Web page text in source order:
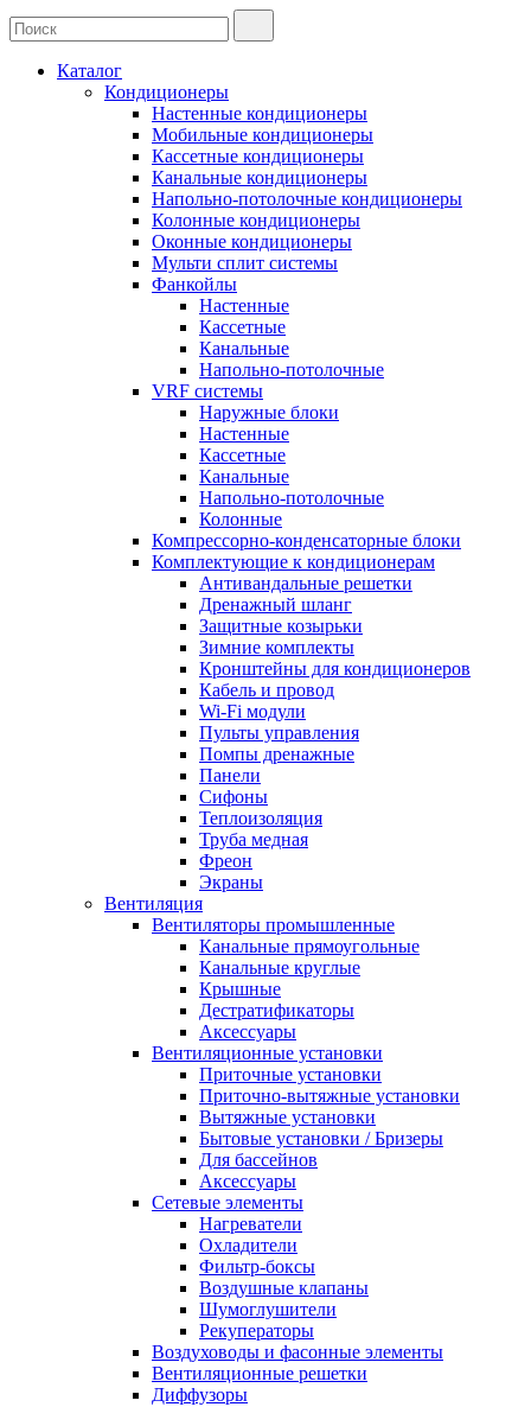
Каталог
Кондиционеры
Настенные кондиционеры
Мобильные кондиционеры
Кассетные кондиционеры
Канальные кондиционеры
Напольно-потолочные кондиционеры
Колонные кондиционеры
Оконные кондиционеры
Мульти сплит системы
Фанкойлы
Настенные
Кассетные
Канальные
Напольно-потолочные
VRF системы
Наружные блоки
Настенные
Кассетные
Канальные
Напольно-потолочные
Колонные
Компрессорно-конденсаторные блоки
Комплектующие к кондиционерам
Антивандальные решетки
Дренажный шланг
Защитные козырьки
Зимние комплекты
Кронштейны для кондиционеров
Кабель и провод
Wi-Fi модули
Пульты управления
Помпы дренажные
Панели
Сифоны
Теплоизоляция
Труба медная
Фреон
Экраны
Вентиляция
Вентиляторы промышленные
Канальные прямоугольные
Канальные круглые
Крышные
Дестратификаторы
Аксессуары
Вентиляционные установки
Приточные установки
Приточно-вытяжные установки
Вытяжные установки
Бытовые установки / Бризеры
Для бассейнов
Аксессуары
Сетевые элементы
Нагреватели
Охладители
Фильтр-боксы
Воздушные клапаны
Шумоглушители
Рекуператоры
Воздуховоды и фасонные элементы
Вентиляционные решетки
Диффузоры